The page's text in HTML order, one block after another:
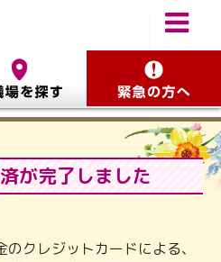
が完了しました
クレジットカードによる、